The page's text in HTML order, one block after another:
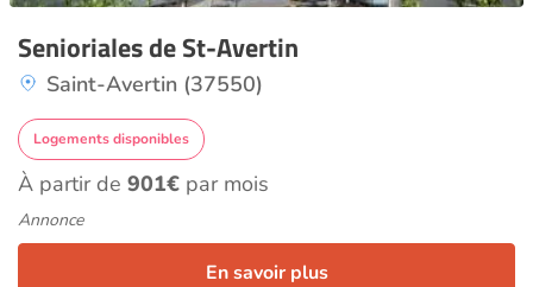
Senioriales de St-Avertin
Saint-Avertin (37550)
Logements disponibles
À partir de 901€ par mois
Annonce
En savoir plus